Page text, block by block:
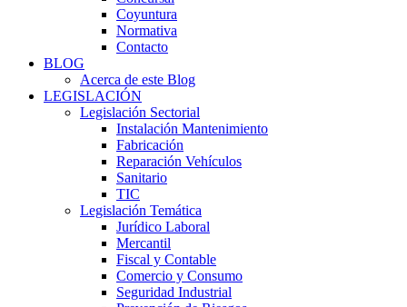
Coyuntura
Normativa
Contacto
BLOG
Acerca de este Blog
LEGISLACIÓN
Legislación Sectorial
Instalación Mantenimiento
Fabricación
Reparación Vehículos
Sanitario
TIC
Legislación Temática
Jurídico Laboral
Mercantil
Fiscal y Contable
Comercio y Consumo
Seguridad Industrial